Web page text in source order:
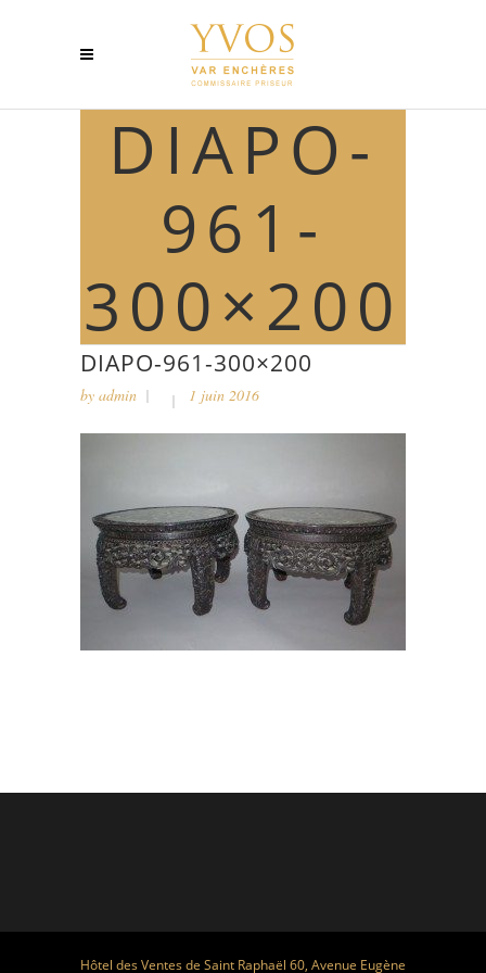
DIAPO-
961-
300×200
DIAPO-961-300×200
by admin 1 juin 2016
Hôtel des Ventes de Saint Raphaël 60, Avenue Eugène